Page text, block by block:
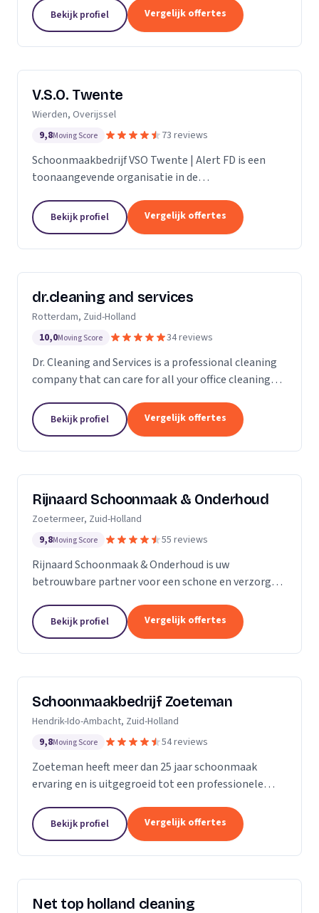
vrouwelijke ondernemers behandelen wij ons
personeel...
Bekijk profiel Vergelijk offertes
V.S.O. Twente
Wierden, Overijssel
9,8Moving Score 73 reviews
Schoonmaakbedrijf VSO Twente | Alert FD is een
toonaangevende organisatie in de
technieken en moderne machines, onderscheiden
we ons door het leveren van...
Bekijk profiel Vergelijk offertes
dr.cleaning and services
Rotterdam, Zuid-Holland
10,0Moving Score 34 reviews
Dr. Cleaning and Services is a professional cleaning
company that can care for all your office cleaning
general cleaning to deep cleaning, so you can...
Bekijk profiel Vergelijk offertes
Rijnaard Schoonmaak & Onderhoud
Zoetermeer, Zuid-Holland
9,8Moving Score 55 reviews
Rijnaard Schoonmaak & Onderhoud is uw
betrouwbare partner voor een schone en verzorgde
goed georganiseerd schoonmaakbedrijf uit
Zoetermeer, bieden wij...
Bekijk profiel Vergelijk offertes
Schoonmaakbedrijf Zoeteman
Hendrik-Ido-Ambacht, Zuid-Holland
9,8Moving Score 54 reviews
Zoeteman heeft meer dan 25 jaar schoonmaak
ervaring en is uitgegroeid tot een professionele
medewerkers zijn we actief in de regio Rotterdam,...
Bekijk profiel Vergelijk offertes
Net top holland cleaning